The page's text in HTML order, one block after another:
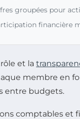
groupées pour
financière
et la
membre en
entre budgets.
comptables et